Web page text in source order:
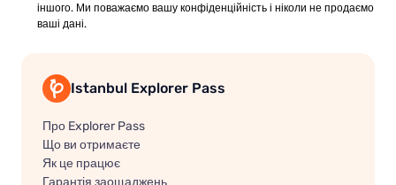
іншого. Ми поважаємо вашу конфіденційність і ніколи не продаємо
ваші дані.
Istanbul Explorer Pass
Про Explorer Pass
Що ви отримаєте
Як це працює
Гарантія заощаджень